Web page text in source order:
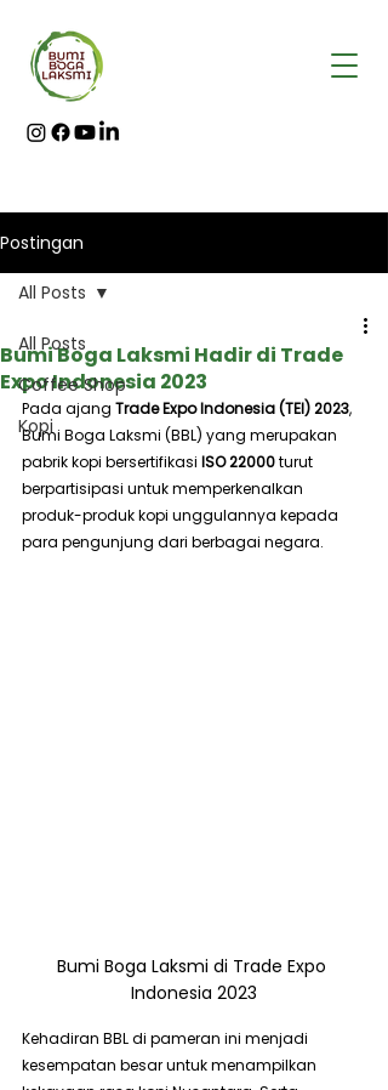
Postingan
All Posts
Coffee Shop
Kopi
All Posts
Bumi Boga Laksmi Hadir di Trade
Expo Indonesia 2023
Pada ajang Trade Expo Indonesia (TEI) 2023,
Bumi Boga Laksmi (BBL) yang merupakan
pabrik kopi bersertifikasi ISO 22000 turut
berpartisipasi untuk memperkenalkan
produk-produk kopi unggulannya kepada
para pengunjung dari berbagai negara.
Bumi Boga Laksmi di Trade Expo
Indonesia 2023
Kehadiran BBL di pameran ini menjadi
kesempatan besar untuk menampilkan